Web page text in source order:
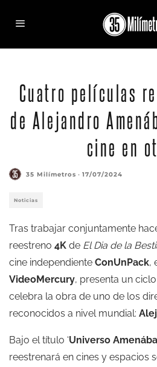
Cuatro películas
de Alejandro
cine en
35 Milímetros · 17/07/2024
Noticias
Tras trabajar conjuntamente
reestreno 4K de El Dia de la
cine independiente ConUnPack,
VideoMercury, presenta un
celebra la obra de uno de los
reconocidos a nivel mundial:
Bajo el título ‘Universo
reestrenará en cines y espacios